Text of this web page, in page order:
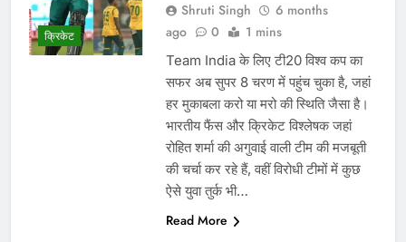
क्रिकेट
Shruti Singh
6 months
ago
0 1 mins
Team India के लिए टी20 विश्व कप का
सफर अब सुपर 8 चरण में पहुंच चुका है, जहां
हर मुकाबला करो या मरो की स्थिति जैसा है।
भारतीय फैंस और क्रिकेट विश्लेषक जहां
रोहित शर्मा की अगुवाई वाली टीम की मजबूती
की चर्चा कर रहे हैं, वहीं विरोधी टीमों में कुछ
ऐसे युवा तुर्क भी…
Read More